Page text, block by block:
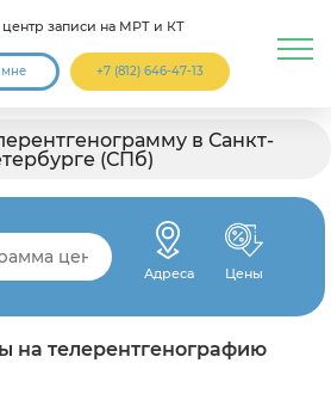
записи на МРТ и КТ
мне +7 (812) 646-47-13
в Санкт-
(СПб)
Адреса Цены
на телерентгенографию